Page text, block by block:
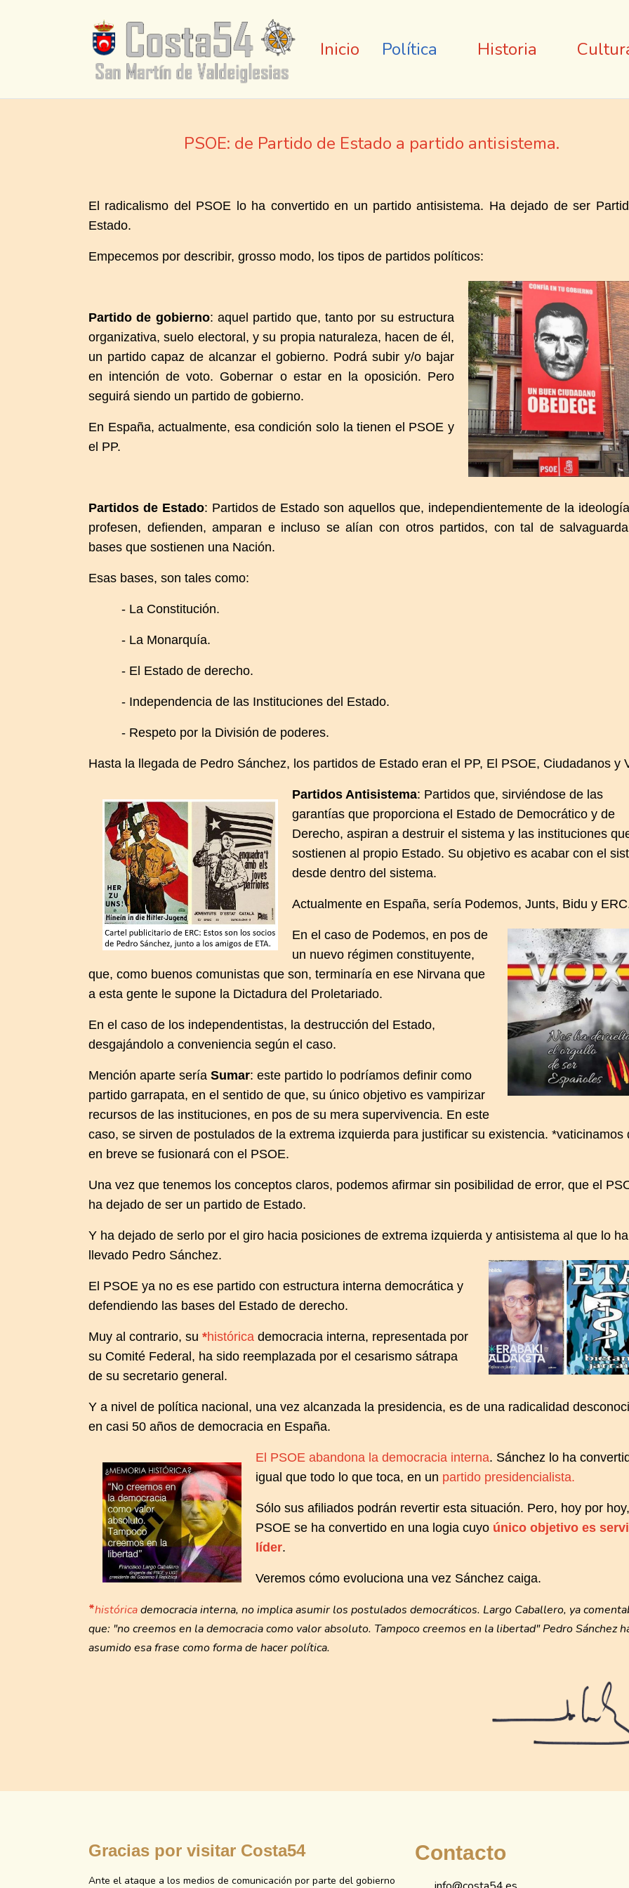
Inicio Política Historia
PSOE: de Partido de Estado a partido antisistema.
El radicalismo del PSOE lo ha convertido en un partido antisistema. Ha dejado de ser
Estado.
Empecemos por describir, grosso modo, los tipos de partidos políticos:
Partido de gobierno: aquel partido que, tanto por su estructura
organizativa, suelo electoral, y su propia naturaleza, hacen de él,
un partido capaz de alcanzar el gobierno. Podrá subir y/o bajar
en intención de voto. Gobernar o estar en la oposición. Pero
seguirá siendo un partido de gobierno.
En España, actualmente, esa condición solo la tienen el PSOE y
el PP.
Partidos de Estado: Partidos de Estado son aquellos que, independientemente de la
profesen, defienden, amparan e incluso se alían con otros partidos, con tal de
bases que sostienen una Nación.
Esas bases, son tales como:
- La Constitución.
- La Monarquía.
- El Estado de derecho.
- Independencia de las Instituciones del Estado.
- Respeto por la División de poderes.
Hasta la llegada de Pedro Sánchez, los partidos de Estado eran el PP, El PSOE, Ciudadanos y
Partidos Antisistema: Partidos que, sirviéndose de las
garantías que proporciona el Estado de Democrático y de
Derecho, aspiran a destruir el sistema y las instituciones
sostienen al propio Estado. Su objetivo es acabar con el
desde dentro del sistema.
Actualmente en España, sería Podemos, Junts, Bidu y
En el caso de Podemos, en pos de
un nuevo régimen constituyente,
que, como buenos comunistas que son, terminaría en ese Nirvana que
a esta gente le supone la Dictadura del Proletariado.
En el caso de los independentistas, la destrucción del Estado,
desgajándolo a conveniencia según el caso.
Mención aparte sería Sumar: este partido lo podríamos definir como
partido garrapata, en el sentido de que, su único objetivo es vampirizar
recursos de las instituciones, en pos de su mera supervivencia. En este
caso, se sirven de postulados de la extrema izquierda para justificar su existencia. *vaticinamos
en breve se fusionará con el PSOE.
Una vez que tenemos los conceptos claros, podemos afirmar sin posibilidad de error, que el
ha dejado de ser un partido de Estado.
Y ha dejado de serlo por el giro hacia posiciones de extrema izquierda y antisistema al que lo ha
llevado Pedro Sánchez.
El PSOE ya no es ese partido con estructura interna democrática y
defendiendo las bases del Estado de derecho.
Muy al contrario, su *histórica democracia interna, representada por
su Comité Federal, ha sido reemplazada por el cesarismo sátrapa
de su secretario general.
Y a nivel de política nacional, una vez alcanzada la presidencia, es de una radicalidad
en casi 50 años de democracia en España.
El PSOE abandona la democracia interna. Sánchez lo ha
igual que todo lo que toca, en un partido presidencialista.
Sólo sus afiliados podrán revertir esta situación. Pero, hoy por
PSOE se ha convertido en una logia cuyo único objetivo es
líder.
Veremos cómo evoluciona una vez Sánchez caiga.
*históricademocracia interna, no implica asumir los postulados democráticos. Largo Caballero, ya
que: "no creemos en la democracia como valor absoluto. Tampoco creemos en la libertad" Pedro Sánchez
asumido esa frase como forma de hacer política.
Gracias por visitar Costa54
Ante el ataque a los medios de comunicación por parte del gobierno
Contacto